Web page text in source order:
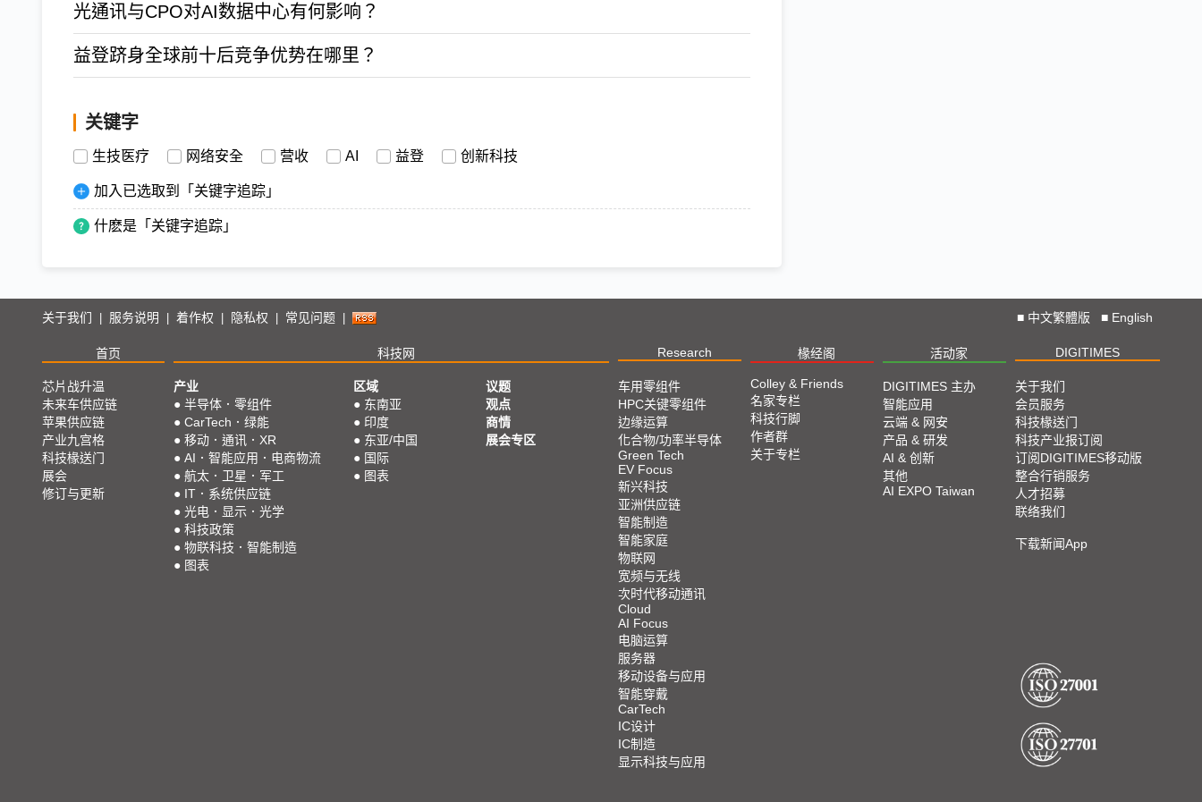
光通讯与CPO对AI数据中心有何影响？
益登跻身全球前十后竞争优势在哪里？
关键字
生技医疗 网络安全 营收 AI 益登 创新科技
加入已选取到「关键字追踪」
什麽是「关键字追踪」
关于我们 服务说明 着作权 隐私权 常见问题 ■ 中文繁體版 ■ English
首页 科技网 Research 椽经阁 活动家 DIGITIMES
芯片战升温
未来车供应链
苹果供应链
产业九宫格
科技椽送门
展会
修订与更新
产业
● 半导体．零组件
● CarTech．绿能
● 移动．通讯．XR
● AI．智能应用．电商物流
● 航太．卫星．军工
● IT．系统供应链
● 光电．显示．光学
● 科技政策
● 物联科技．智能制造
● 图表
区域
● 东南亚
● 印度
● 东亚/中国
● 国际
● 图表
议题
观点
商情
展会专区
车用零组件
HPC关键零组件
边缘运算
化合物/功率半导体
Green Tech
EV Focus
新兴科技
亚洲供应链
智能制造
智能家庭
物联网
宽频与无线
次时代移动通讯
Cloud
AI Focus
电脑运算
服务器
移动设备与应用
智能穿戴
CarTech
IC设计
IC制造
显示科技与应用
Colley & Friends
名家专栏
科技行脚
作者群
关于专栏
DIGITIMES 主办
智能应用
云端 & 网安
产品 & 研发
AI & 创新
其他
AI EXPO Taiwan
关于我们
会员服务
科技椽送门
科技产业报订阅
订阅DIGITIMES移动版
整合行销服务
人才招募
联络我们
下载新闻App